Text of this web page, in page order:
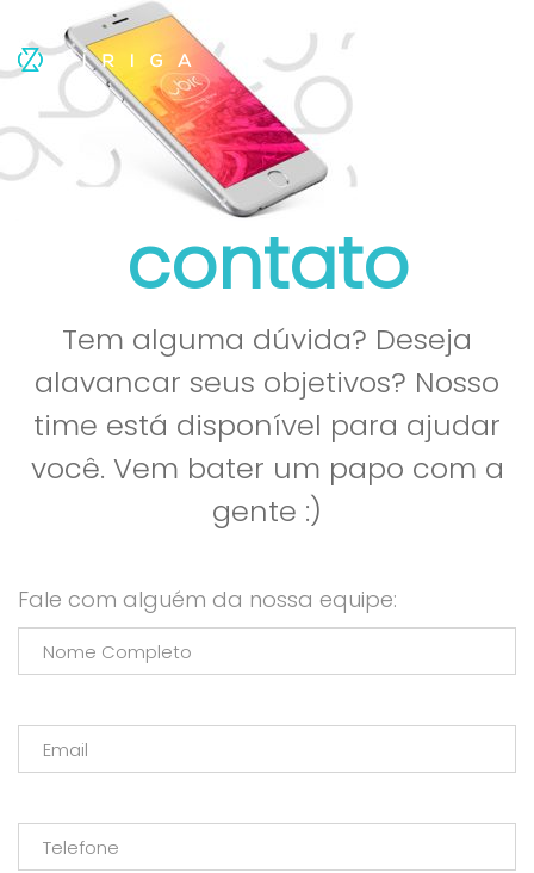
contato
Tem alguma dúvida? Deseja
alavancar seus objetivos? Nosso
time está disponível para ajudar
você. Vem bater um papo com a
gente :)
Fale com alguém da nossa equipe: